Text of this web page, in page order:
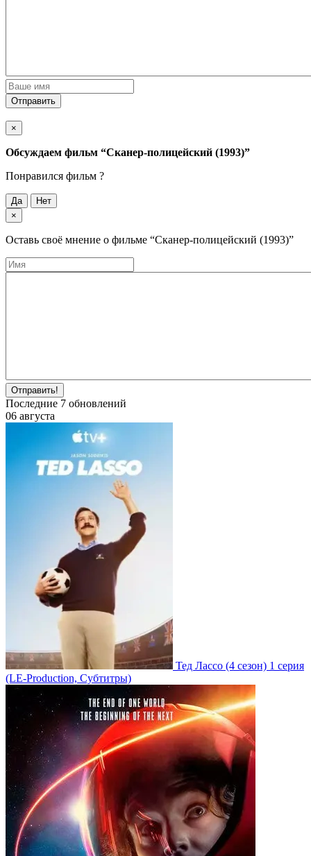
Отправить
×
Обсуждаем фильм “Сканер-полицейский (1993)”
Понравился фильм ?
Да
Нет
×
Оставь своё мнение о фильме “Сканер-полицейский (1993)”
Отправить!
Последние 7 обновлений
06 августа
Тед Лассо (4 сезон) 1 серия
(LE-Production, Субтитры)